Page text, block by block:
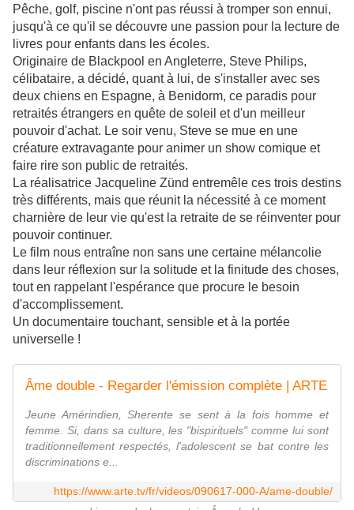
Pêche, golf, piscine n'ont pas réussi à tromper son ennui,
jusqu'à ce qu'il se découvre une passion pour la lecture de
livres pour enfants dans les écoles.
Originaire de Blackpool en Angleterre, Steve Philips,
célibataire, a décidé, quant à lui, de s'installer avec ses
deux chiens en Espagne, à Benidorm, ce paradis pour
retraités étrangers en quête de soleil et d'un meilleur
pouvoir d'achat. Le soir venu, Steve se mue en une
créature extravagante pour animer un show comique et
faire rire son public de retraités.
La réalisatrice Jacqueline Zünd entremêle ces trois destins
très différents, mais que réunit la nécessité à ce moment
charnière de leur vie qu'est la retraite de se réinventer pour
pouvoir continuer.
Le film nous entraîne non sans une certaine mélancolie
dans leur réflexion sur la solitude et la finitude des choses,
tout en rappelant l'espérance que procure le besoin
d'accomplissement.
Un documentaire touchant, sensible et à la portée
universelle !
Âme double - Regarder l'émission complète | ARTE
Jeune Amérindien, Sherente se sent à la fois homme et
femme. Si, dans sa culture, les "bispirituels" comme lui sont
traditionnellement respectés, l'adolescent se bat contre les
discriminations e...
https://www.arte.tv/fr/videos/090617-000-A/ame-double/